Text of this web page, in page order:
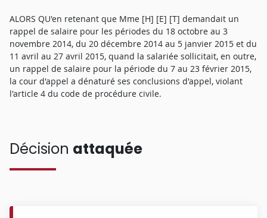
ALORS QU'en retenant que Mme [H] [E] [T] demandait un
rappel de salaire pour les périodes du 18 octobre au 3
novembre 2014, du 20 décembre 2014 au 5 janvier 2015 et du
11 avril au 27 avril 2015, quand la salariée sollicitait, en outre,
un rappel de salaire pour la période du 7 au 23 février 2015,
la cour d'appel a dénaturé ses conclusions d'appel, violant
l'article 4 du code de procédure civile.
Décision attaquée